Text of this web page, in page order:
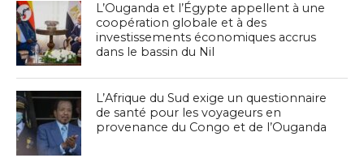
L’Ouganda et l’Égypte appellent à une
coopération globale et à des
investissements économiques accrus
dans le bassin du Nil
L’Afrique du Sud exige un questionnaire
de santé pour les voyageurs en
provenance du Congo et de l’Ouganda